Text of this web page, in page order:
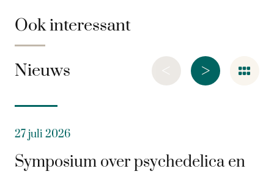
Ook interessant
Nieuws >
<
27 juli 2026
Symposium over psychedelica en